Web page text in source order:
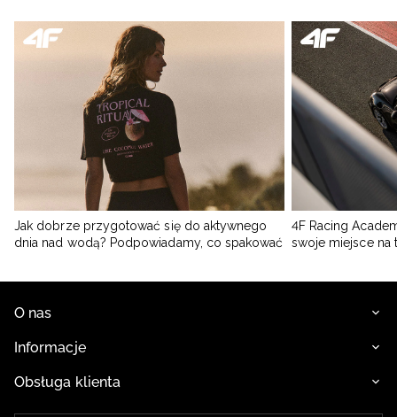
Jak dobrze przygotować się do aktywnego
dnia nad wodą? Podpowiadamy, co spakować
4F Racing
swoje miejsce na
O nas
Informacje
Obsługa klienta